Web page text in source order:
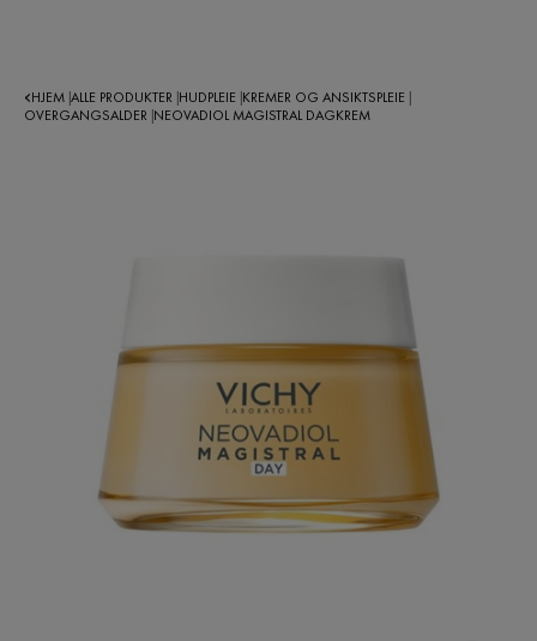
HJEM ALLE PRODUKTER HUDPLEIE KREMER OG ANSIKTSPLEIE
OVERGANGSALDER NEOVADIOL MAGISTRAL DAGKREM